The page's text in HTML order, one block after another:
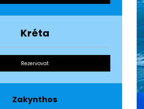
Kréta
Rezervovat
Zakynthos